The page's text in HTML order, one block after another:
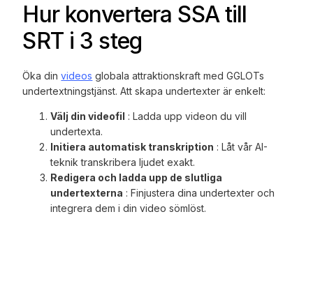
Hur konvertera SSA till
SRT i 3 steg
Öka dinvideos globala attraktionskraft med GGLOTs
undertextningstjänst. Att skapa undertexter är enkelt:
Välj din videofil : Ladda upp videon du vill
undertexta.
Initiera automatisk transkription : Låt vår AI-
teknik transkribera ljudet exakt.
Redigera och ladda upp de slutliga
undertexterna : Finjustera dina undertexter och
integrera dem i din video sömlöst.